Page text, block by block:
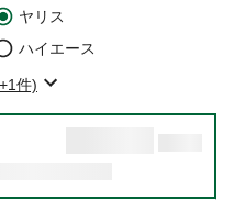
ヤリス
ハイエース
件)